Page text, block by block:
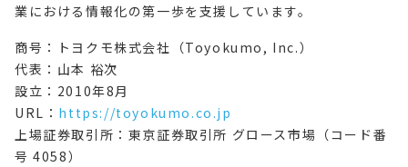
業における情報化の第一歩を支援しています。
商号：トヨクモ株式会社（Toyokumo, Inc.）
代表：山本 裕次
設立：2010年8月
URL： https://toyokumo.co.jp
上場証券取引所：東京証券取引所 グロース市場（コード番
号 4058）